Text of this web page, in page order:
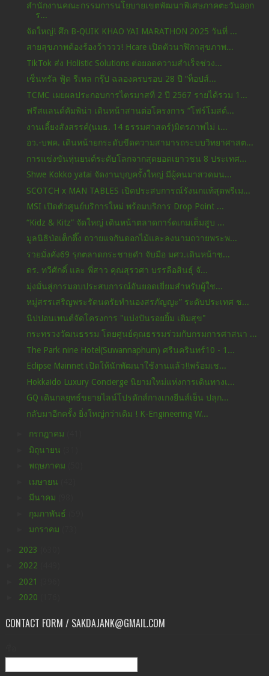
สำนักงานคณะกรรมการนโยบายเขตพัฒนาพิเศษภาคตะวันออก
ร...
จัดใหญ่! ศึก B-QUIK KHAO YAI MARATHON 2025 วันที่ ...
สายสุขภาพต้องร้องว้าววว! Hcare เปิดตัวนาฬิกาสุขภาพ...
TikTok ส่ง Holistic Solutions ต่อยอดความสำเร็จช่วง...
เซ็นทรัล ฟู้ด รีเทล กรุ๊ป ฉลองครบรอบ 28 ปี “ท็อปส์...
TCMC เผยผลประกอบการไตรมาสที่ 2 ปี 2567 รายได้รวม 1...
ฟรีสแลนด์คัมพิน่า เดินหน้าสานต่อโครงการ “โฟร์โมสต์...
งานเลี้ยงสังสรรค์(นมธ. 14 ธรรมศาสตร์)มิตรภาพไม่ เ...
อว.-บพค. เดินหน้ายกระดับขีดความสามารถระบบวิทยาศาสต...
การแข่งขันหุ่นยนต์ระดับโลกจากสุดยอดเยาวชน 8 ประเทศ...
Shwe Kokko yatai จัดงานบุญครั้งใหญ่ มีผู้คนมาสวดมน...
SCOTCH x MAN TABLES เปิดประสบการณ์รังนกแท้สุดพรีเม...
MSI เปิดตัวศูนย์บริการใหม่ พร้อมบริการ Drop Point ...
“Kidz & Kitz” จัดใหญ่ เดินหน้าตลาดการ์ดเกมเต็มสูบ ...
มูลนิธิป่อเต็กตึ๊ง ถวายแจกันดอกไม้และลงนามถวายพระพ...
รวยมั่งคั่ง69 รุกตลาดกระชายดำ จับมือ มศว.เดินหน้าช...
ดร. ทวีศักดิ์ และ พี่สาว คุณสุรวศา บรรลือสินธุ์ จั...
มุ่งมั่นสู่การมอบประสบการณ์อันยอดเยี่ยมสำหรับผู้ใช...
หมู่สรรเสริญพระรัตนตรัยทำนองสรภัญญะ” ระดับประเทศ ช...
นิปปอนเพนต์จัดโครงการ "แบ่งปันรอยยิ้ม เติมสุข"
กระทรวงวัฒนธรรม โดยศูนย์คุณธรรมร่วมกับกรมการศาสนา ...
The Park nine Hotel(Suwannaphum) ศรีนครินทร์10 - 1...
Eclipse Mainnet เปิดให้นักพัฒนาใช้งานแล้ว!!พร้อมเช...
Hokkaido Luxury Concierge นิยามใหม่แห่งการเดินทางเ...
GQ เดินกลยุทธ์ขยายไลน์โปรดักส์กางเกงยีนส์เย็น ปลุก...
กลับมาอีกครั้ง ยิ่งใหญ่กว่าเดิม ! K-Engineering W...
กรกฎาคม
มิถุนายน
พฤษภาคม
เมษายน
มีนาคม
กุมภาพันธ์
มกราคม
2023
2022
2021
2020
CONTACT FORM / SAKDAJANK@GMAIL.COM